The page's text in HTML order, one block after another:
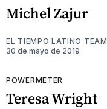
Michel Zajur
EL TIEMPO LATINO TEAM
30 de mayo de 2019
POWERMETER
Teresa Wright